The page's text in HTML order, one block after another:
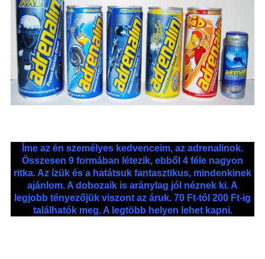
Íme az én személyes kedvenceim, az adrenalinok.
Összesen 9 formában létezik, ebből 4 féle nagyon
ritka. Az ízük és a hatátsuk fantasztikus, mindenkinek
ajánlom. A dobozaik is aránylag jól néznek ki. A
legjobb tényezőjük viszont az áruk. 70 Ft-tól 200 Ft-ig
találhatók meg. A legtöbb helyen lehet kapni.